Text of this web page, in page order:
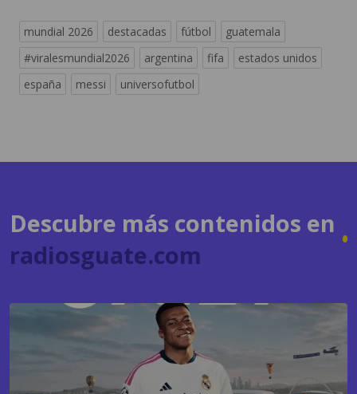
españa
messi universofutbol
radiosguate.com